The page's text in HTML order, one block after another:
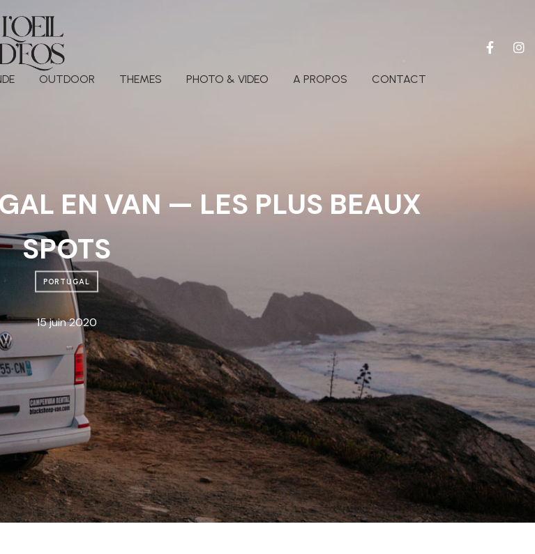
OUTDOOR THEMES PHOTO & VIDEO A PROPOS CONTACT
EN VAN — LES PLUS BEAUX
SPOTS
PORTUGAL
15 juin 2020